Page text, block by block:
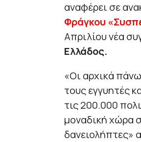
αναφέρει σε
Φράγκου
Απριλίου νέα
Ελλάδος.
«Οι αρχικά
τους εγγυητές
τις 200.000
μοναδική χώρα
δανειολήπτες»